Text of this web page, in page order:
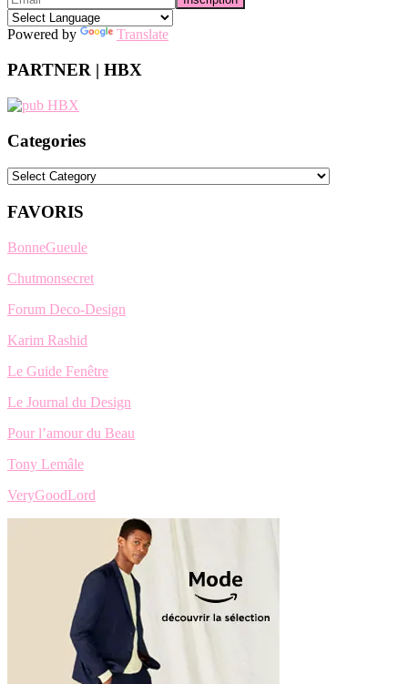
Powered by Translate
PARTNER | HBX
Categories
Categories
FAVORIS
BonneGueule
Chutmonsecret
Forum Deco-Design
Karim Rashid
Le Guide Fenêtre
Le Journal du Design
Pour l’amour du Beau
Tony Lemâle
VeryGoodLord